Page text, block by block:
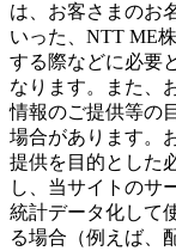
は、お客さまのお
いった、NTT ME
する際などに必要
なります。また、
情報のご提供等の
場合があります。
提供を目的とした
し、当サイトのサ
統計データ化して
る場合（例えば、